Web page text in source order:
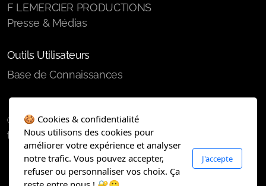
F LEMERCIER PRODUCTIONS
Presse & Médias
Outils Utilisateurs
Base de Connaissances
℗ FLEMERCIERPRODUCTIONS 2026 - Copyright,
tous droits réservés.
🍪 Cookies & confidentialité
Nous utilisons des cookies pour
améliorer votre expérience et analyser
notre trafic. Vous pouvez accepter,
refuser ou personnaliser vos choix. Ça
J'accepte